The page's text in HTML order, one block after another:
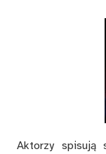
Aktorzy spisują